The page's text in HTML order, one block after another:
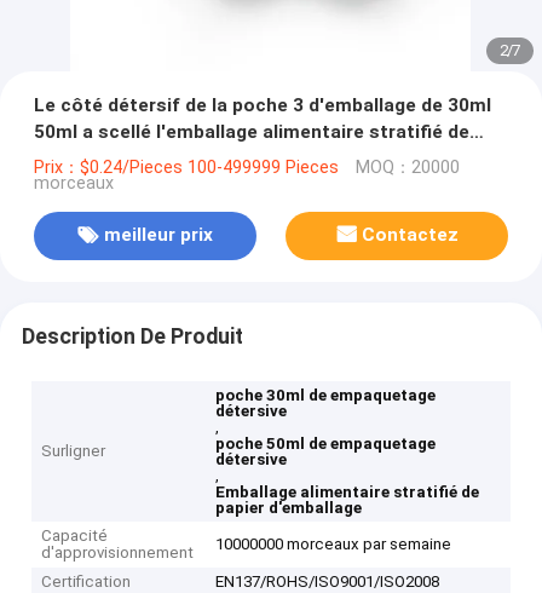
2/7
Le côté détersif de la poche 3 d'emballage de 30ml
50ml a scellé l'emballage alimentaire stratifié de
papier d'emballage
Prix：$0.24/Pieces 100-499999 Pieces MOQ：20000
morceaux
meilleur prix Contactez
Description De Produit
Surligner
poche 30ml de empaquetage
détersive
,
poche 50ml de empaquetage
détersive
,
Emballage alimentaire stratifié de
papier d'emballage
Capacité
d'approvisionnement
10000000 morceaux par semaine
Certification
EN137/ROHS/ISO9001/ISO2008